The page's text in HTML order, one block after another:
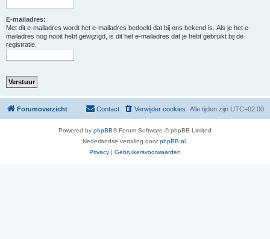
E-mailadres:
Met dit e-mailadres wordt het e-mailadres bedoeld dat bij ons bekend is. Als je het e-
mailadres nog nooit hebt gewijzigd, is dit het e-mailadres dat je hebt gebruikt bij de
registratie.
Forumoverzicht Alle tijden zijn UTC+02:00
Verwijder cookies
Contact
Powered by phpBB® Forum Software © phpBB Limited
Nederlandse vertaling doorphpBB.nl
Privacy | Gebruikersvoorwaarden